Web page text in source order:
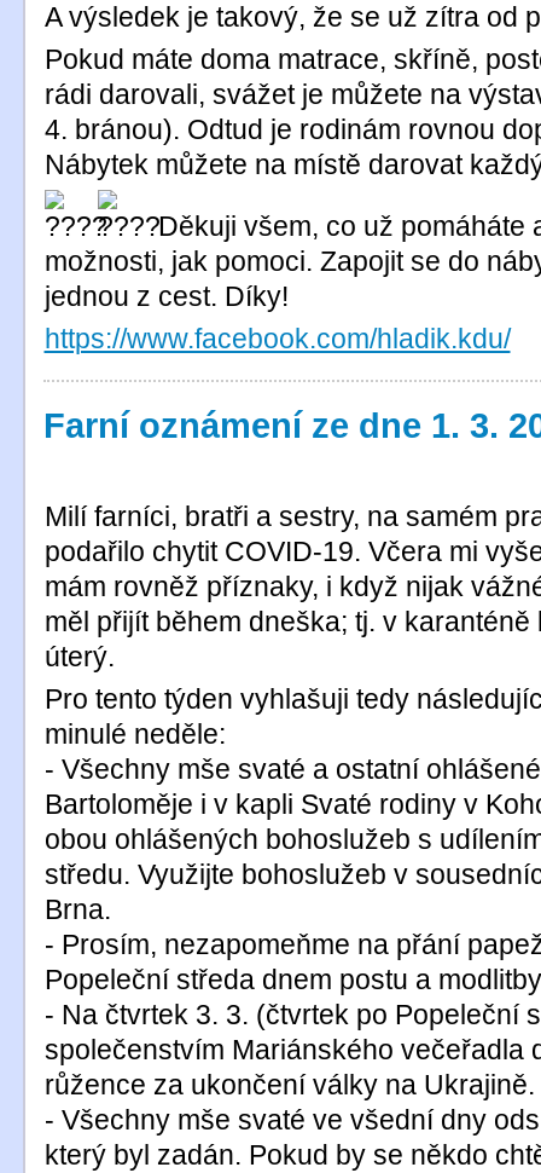
A výsledek je takový, že se už zítra od
Pokud máte doma matrace, skříně,
rádi darovali, svážet je můžete na
4. bránou). Odtud je rodinám rovnou
Nábytek můžete na místě darovat
Děkuji všem, co už pomáháte
možnosti, jak pomoci. Zapojit se do
jednou z cest. Díky!
https://www.facebook.com/hladik.kdu/
Farní oznámení ze dne 1. 3.
Milí farníci, bratři a sestry, na samém
podařilo chytit COVID-19. Včera mi
mám rovněž příznaky, i když nijak
měl přijít během dneška; tj. v
úterý.
Pro tento týden vyhlašuji tedy
minulé neděle:
- Všechny mše svaté a ostatní
Bartoloměje i v kapli Svaté rodiny v
obou ohlášených bohoslužeb s
středu. Využijte bohoslužeb v
Brna.
- Prosím, nezapomeňme na přání
Popeleční středa dnem postu a
- Na čtvrtek 3. 3. (čtvrtek po Popeleční
společenstvím Mariánského večeřadla
růžence za ukončení války na
- Všechny mše svaté ve všední dny
který byl zadán. Pokud by se někdo